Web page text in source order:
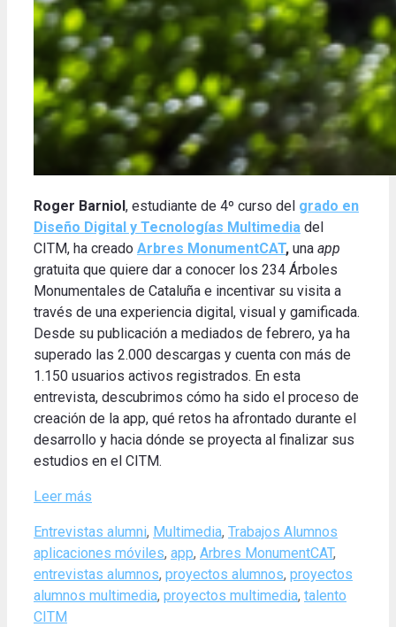
Roger Barniol , estudiante de 4º curso del grado en
Diseño Digital y Tecnologías Multimedia del
CITM, ha creado Arbres MonumentCAT, una app
gratuita que quiere dar a conocer los 234 Árboles
Monumentales de Cataluña e incentivar su visita a
través de una experiencia digital, visual y gamificada.
Desde su publicación a mediados de febrero, ya ha
superado las 2.000 descargas y cuenta con más de
1.150 usuarios activos registrados. En esta
entrevista, descubrimos cómo ha sido el proceso de
creación de la app, qué retos ha afrontado durante el
desarrollo y hacia dónde se proyecta al finalizar sus
estudios en el CITM.
Leer más
Categories
Entrevistas alumni, Multimedia, Trabajos Alumnos
aplicaciones móviles, app, Arbres MonumentCAT,
entrevistas alumnos, proyectos alumnos, proyectos
alumnos multimedia, proyectos multimedia, talento
CITM